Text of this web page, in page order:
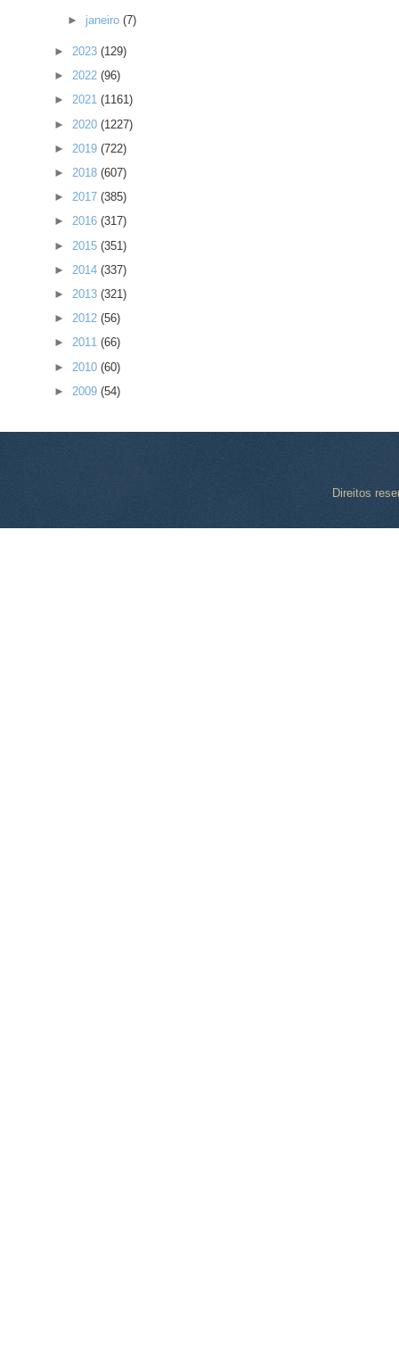
► janeiro(7)
► 2023 (129)
► 2022 (96)
► 2021 (1161)
► 2020 (1227)
► 2019 (722)
► 2018 (607)
► 2017 (385)
► 2016 (317)
► 2015 (351)
► 2014 (337)
► 2013 (321)
► 2012 (56)
► 2011 (66)
► 2010 (60)
► 2009 (54)
Direitos